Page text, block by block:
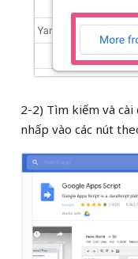
2-2) Tìm kiếm và cài
nhấp vào các nút